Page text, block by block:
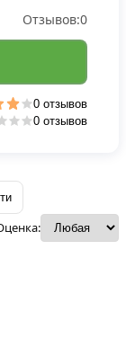
Отзывов:0
0 отзывов
0 отзывов